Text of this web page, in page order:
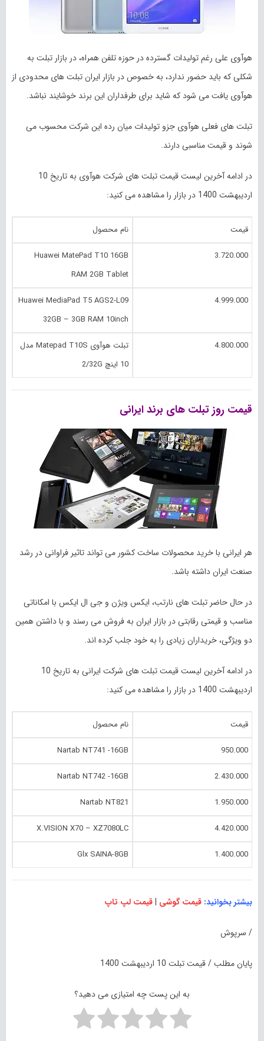
هوآوی علی رغم تولیدات گسترده در حوزه تلفن همراه، در بازار تبلت به
شکلی که باید حضور ندارد، به خصوص در بازار ایران تبلت های محدودی از
هوآوی یافت می شود که شاید برای طرفداران این برند خوشایند نباشد.
تبلت های فعلی هوآوی جزو تولیدات میان رده این شرکت محسوب می
شوند و قیمت مناسبی دارند.
در ادامه آخرین لیست قیمت تبلت های شرکت هوآوی به تاریخ 10
اردیبهشت 1400 در بازار را مشاهده می کنید:
قیمت نام محصول
3.720.000
Huawei MatePad T10 16GB
RAM 2GB Tablet
4.999.000
Huawei MediaPad T5 AGS2-L09
32GB – 3GB RAM 10inch
4.800.000
تبلت هوآوی Matepad T10S مدل
10 اینچ 2/32G
قیمت روز تبلت های برند‌ ایرانی
هر ایرانی با خرید محصولات ساخت کشور می تواند تاثیر فراوانی در رشد
صنعت ایران داشته باشد.
در حال حاضر تبلت های نارتب، ایکس ویژن و جی ال ایکس با امکاناتی
مناسب و قیمتی رقابتی در بازار ایران به فروش می رسند و با داشتن همین
دو ویژگی، خریداران زیادی را به خود جلب کرده اند.
در ادامه آخرین لیست قیمت تبلت های شرکت ایرانی به تاریخ 10
اردیبهشت 1400 در بازار را مشاهده می کنید:
قیمت نام محصول
950.000
Nartab NT741 -16GB
2.430.000
Nartab NT742 -16GB
1.950.000
Nartab NT821
4.420.000
X.VISION X70 – XZ7080LC
1.400.000
Glx SAINA-8GB
بیشتر بخوانید: قیمت گوشی |قیمت لپ تاپ
/ سرپوش
پایان مطلب / قیمت تبلت 10 اردیبهشت 1400
به این پست چه امتیازی می دهید؟